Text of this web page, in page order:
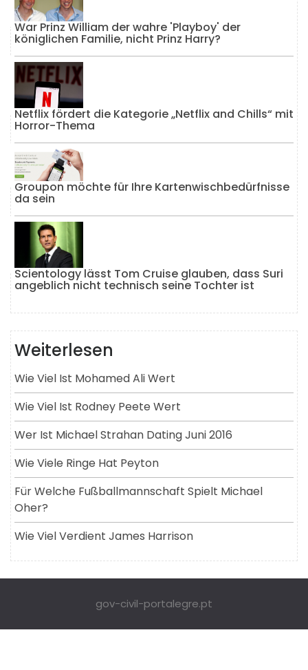
War Prinz William der wahre 'Playboy' der
königlichen Familie, nicht Prinz Harry?
Netflix fördert die Kategorie „Netflix and Chills“ mit
Horror-Thema
Groupon möchte für Ihre Kartenwischbedürfnisse
da sein
Scientology lässt Tom Cruise glauben, dass Suri
angeblich nicht technisch seine Tochter ist
Weiterlesen
Wie Viel Ist Mohamed Ali Wert
Wie Viel Ist Rodney Peete Wert
Wer Ist Michael Strahan Dating Juni 2016
Wie Viele Ringe Hat Peyton
Für Welche Fußballmannschaft Spielt Michael
Oher?
Wie Viel Verdient James Harrison
gov-civil-portalegre.pt